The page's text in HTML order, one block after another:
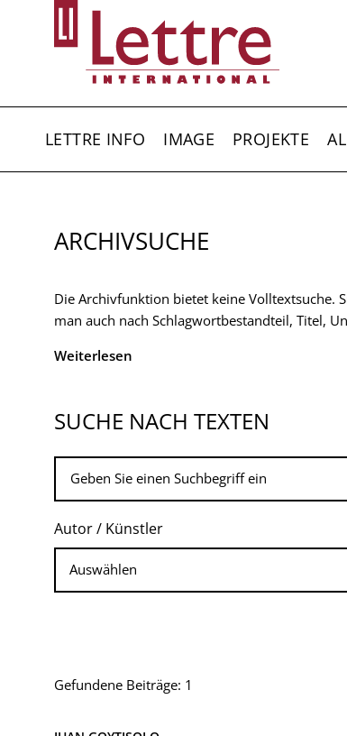
LETTRE INFO IMAGE PROJEKTE
ARCHIVSUCHE
Die Archivfunktion bietet keine Volltextsuche.
man auch nach Schlagwortbestandteil, Titel,
Weiterlesen
SUCHE NACH TEXTEN
Autor / Künstler
Gefundene Beiträge: 1